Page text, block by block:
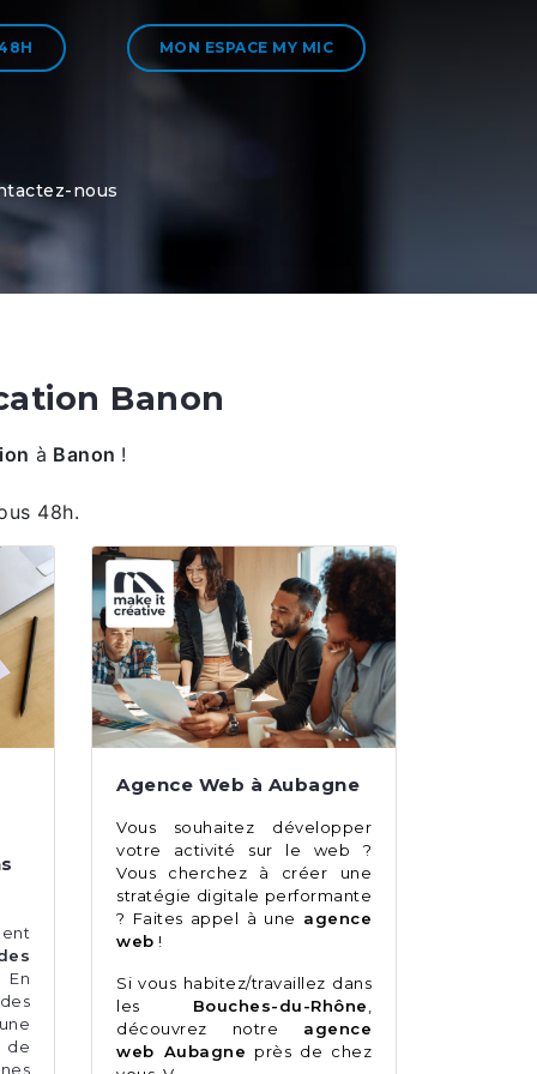
MON ESPACE MY MIC
nous
Banon
à Banon !
48h.
de
Agence Web à Aubagne
Vous souhaitez développer
votre activité sur le web ?
Vous cherchez à créer une
stratégie digitale performante
? Faites appel à une agence
web !
Si vous habitez/travaillez dans
les Bouches-du-Rhône,
découvrez notre agence
web Aubagne près de chez